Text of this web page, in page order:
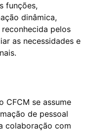
funções,
dinâmica,
pelos
as necessidades e
CFCM se assume
de pessoal
colaboração com